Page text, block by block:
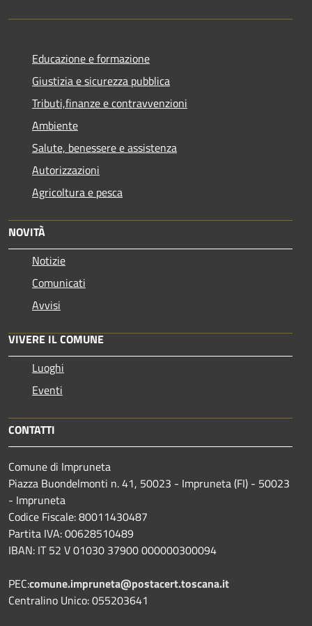
Educazione e formazione
Giustizia e sicurezza pubblica
Tributi,finanze e contravvenzioni
Ambiente
Salute, benessere e assistenza
Autorizzazioni
Agricoltura e pesca
NOVITÀ
Notizie
Comunicati
Avvisi
VIVERE IL COMUNE
Luoghi
Eventi
CONTATTI
Comune di Impruneta
Piazza Buondelmonti n. 41, 50023 - Impruneta (FI) - 50023
- Impruneta
Codice Fiscale: 80011430487
Partita IVA: 00628510489
IBAN: IT 52 V 01030 37900 000000300094
PEC:comune.impruneta@postacert.toscana.it
Centralino Unico: 055203641